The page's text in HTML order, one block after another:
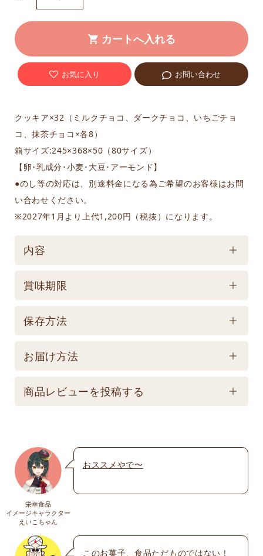
クッキア×32（ミルクチョコ、ダークチョコ、いちごチョ
コ、抹茶チョコ×各8）
箱サイズ:245×368×50（80サイズ）
【卵･乳成分･小麦･大豆･アーモンド】
●のし等の対応は、別途料金になる為ご希望のお客様はお問
い合わせください。
※2027年1月より上代1,200円（税抜）になります。
お気に入り お問い合わせ
内容
ケース／入数
賞味期限
賞味期限
お届け商品とは異なります。】
保存方法
保存方法
保存は避けてください。
お届け方法
配送方法
発送となります。 ☆画像はイメージとなり変更にな
る為現物を優先してください。 ※人気商品の為、急
遽完売になります。ご容赦下さい。
送料
送料についての詳細はこちら
商品レビューを投稿する
名前 ※
メール※
栄幸食品
イメージキャラクター
えいこちゃん
おススメやで〜
このお菓子、食品ただものではない！